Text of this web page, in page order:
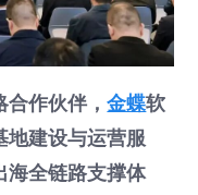
合作伙伴，金蝶软
地建设与运营服
海全链路支撑体